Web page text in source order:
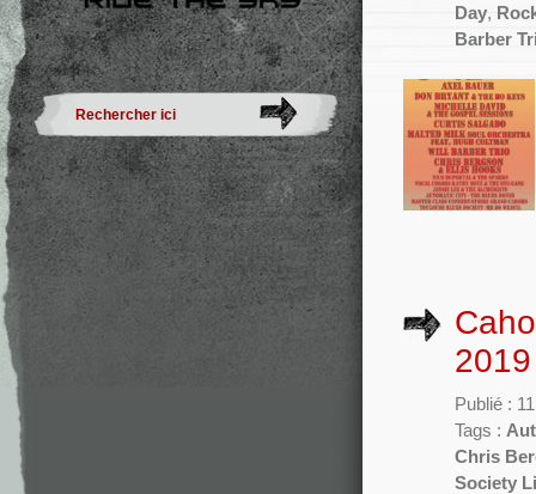
Day,
Barber
Publié :
Tags :
Chris
Society